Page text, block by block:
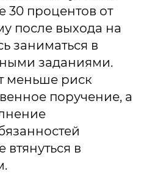
30 процентов от
после выхода на
заниматься в
заданиями.
меньше риск
поручение, а
в